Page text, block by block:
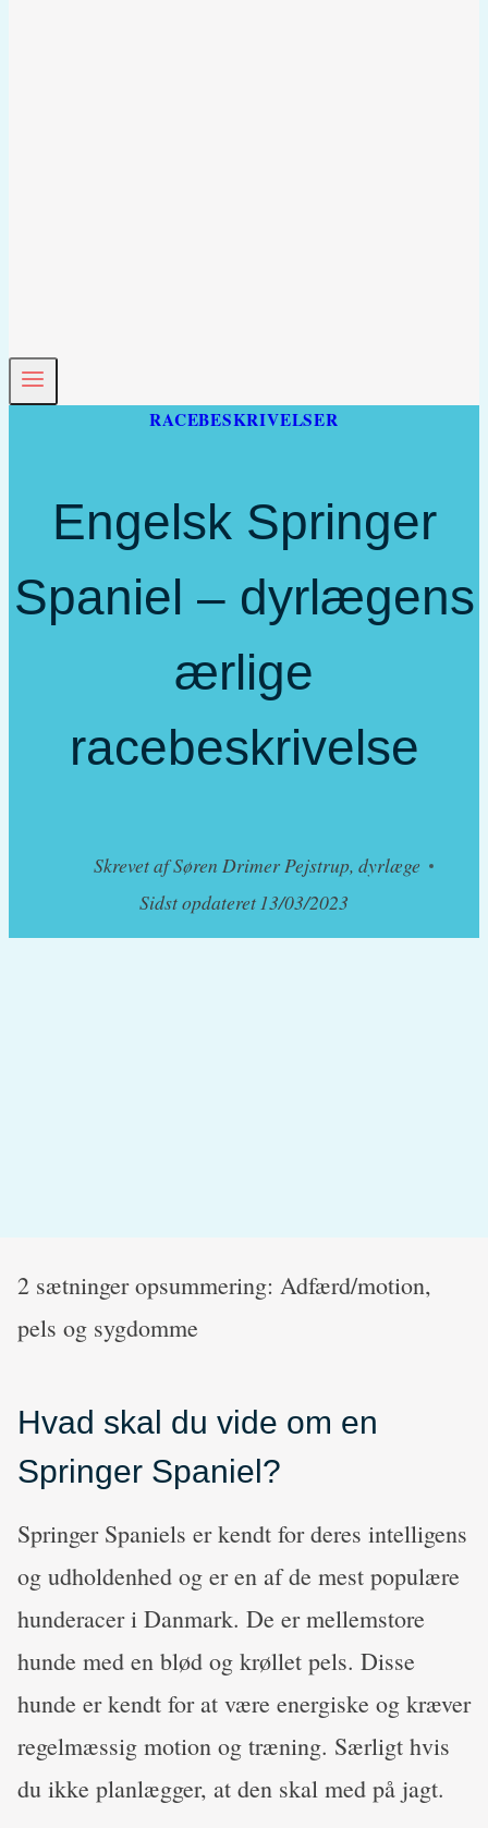
RACEBESKRIVELSER
Engelsk Springer
Spaniel – dyrlægens
ærlige
racebeskrivelse
Skrevet afSøren Drimer Pejstrup, dyrlæge
Sidst opdateret13/03/2023
2 sætninger opsummering: Adfærd/motion,
pels og sygdomme
Hvad skal du vide om en
Springer Spaniel?
Springer Spaniels er kendt for deres intelligens
og udholdenhed og er en af de mest populære
hunderacer i Danmark. De er mellemstore
hunde med en blød og krøllet pels. Disse
hunde er kendt for at være energiske og kræver
regelmæssig motion og træning. Særligt hvis
du ikke planlægger, at den skal med på jagt.